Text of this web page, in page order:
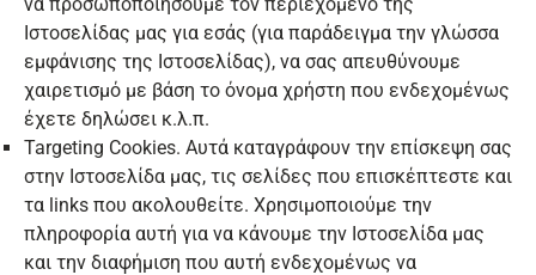
Ιστοσελίδας μας για εσάς (για παράδειγμα την γλώσσα
εμφάνισης της Ιστοσελίδας), να σας απευθύνουμε
χαιρετισμό με βάση το όνομα χρήστη που ενδεχομένως
έχετε δηλώσει κ.λ.π.
Targeting Cookies. Αυτά καταγράφουν την επίσκεψη σας
στην Ιστοσελίδα μας, τις σελίδες που επισκέπτεστε και
τα links που ακολουθείτε. Χρησιμοποιούμε την
πληροφορία αυτή για να κάνουμε την Ιστοσελίδα μας
και την διαφήμιση που αυτή ενδεχομένως να